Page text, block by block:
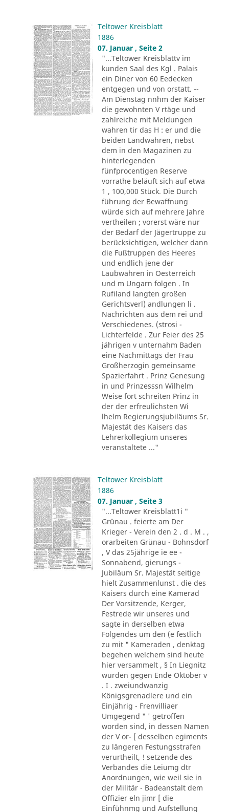
Teltower Kreisblatt
1886
07. Januar , Seite 2
"...Teltower Kreisblattv im
kunden Saal des Kgl . Palais
ein Diner von 60 Eedecken
entgegen und von orstatt. --
Am Dienstag nnhm der Kaiser
die gewohnten V rtäge und
zahlreiche mit Meldungen
wahren tir das H : er und die
beiden Landwahren, nebst
dem in den Magazinen zu
hinterlegenden
fünfprocentigen Reserve
vorrathe beläuft sich auf etwa
1 , 100,000 Stück. Die Durch
führung der Bewaffnung
würde sich auf mehrere Jahre
vertheilen ; vorerst wäre nur
der Bedarf der Jägertruppe zu
berücksichtigen, welcher dann
die Fußtruppen des Heeres
und endlich jene der
Laubwahren in Oesterreich
und m Ungarn folgen . In
Rufiland langten großen
Gerichtsverl) andlungen li .
Nachrichten aus dem rei und
Verschiedenes. (strosi -
Lichterfelde . Zur Feier des 25
jährigen v unternahm Baden
eine Nachmittags der Frau
Großherzogin gemeinsame
Spazierfahrt . Prinz Genesung
in und Prinzesssn Wilhelm
Weise fort schreiten Prinz in
der der erfreulichsten Wi
lhelm Regierungsjubiläums Sr.
Majestät des Kaisers das
Lehrerkollegium unseres
veranstaltete ..."
Teltower Kreisblatt
1886
07. Januar , Seite 3
"...Teltower Kreisblatt1i "
Grünau . feierte am Der
Krieger - Verein den 2 . d . M . ,
orarbeiten Grünau - Bohnsdorf
, V das 25jährige ie ee -
Sonnabend, gierungs -
Jubiläum Sr. Majestät seitige
hielt Zusammenlunst . die des
Kaisers durch eine Kamerad
Der Vorsitzende, Kerger,
Festrede wir unseres und
sagte in derselben etwa
Folgendes um den (e festlich
zu mit " Kameraden , denktag
begehen welchem sind heute
hier versammelt , § In Liegnitz
wurden gegen Ende Oktober v
. I . zweiundwanzig
Königsgrenadlere und ein
Einjährig - Frenvilliaer
Umgegend " ' getroffen
worden sind, in dessen Namen
der V or- [ desselben egiments
zu längeren Festungsstrafen
verurtheilt, ! setzende des
Verbandes die Leiumg dtr
Anordnungen, wie weil sie in
der Militär - Badeanstalt dem
Offizier eln jimr [ die
Einfühnmg und Aufstellung